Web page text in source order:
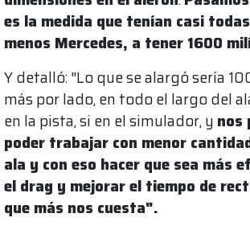
es la medida que tenían casi
menos Mercedes, a tener 1600
Y detalló: "Lo que se alargó sería
más por lado, en todo el largo del
en la pista, si en el simulador, y nos
poder trabajar con menor
ala y con eso hacer que sea más
el drag y mejorar el tiempo de
que más nos cuesta".